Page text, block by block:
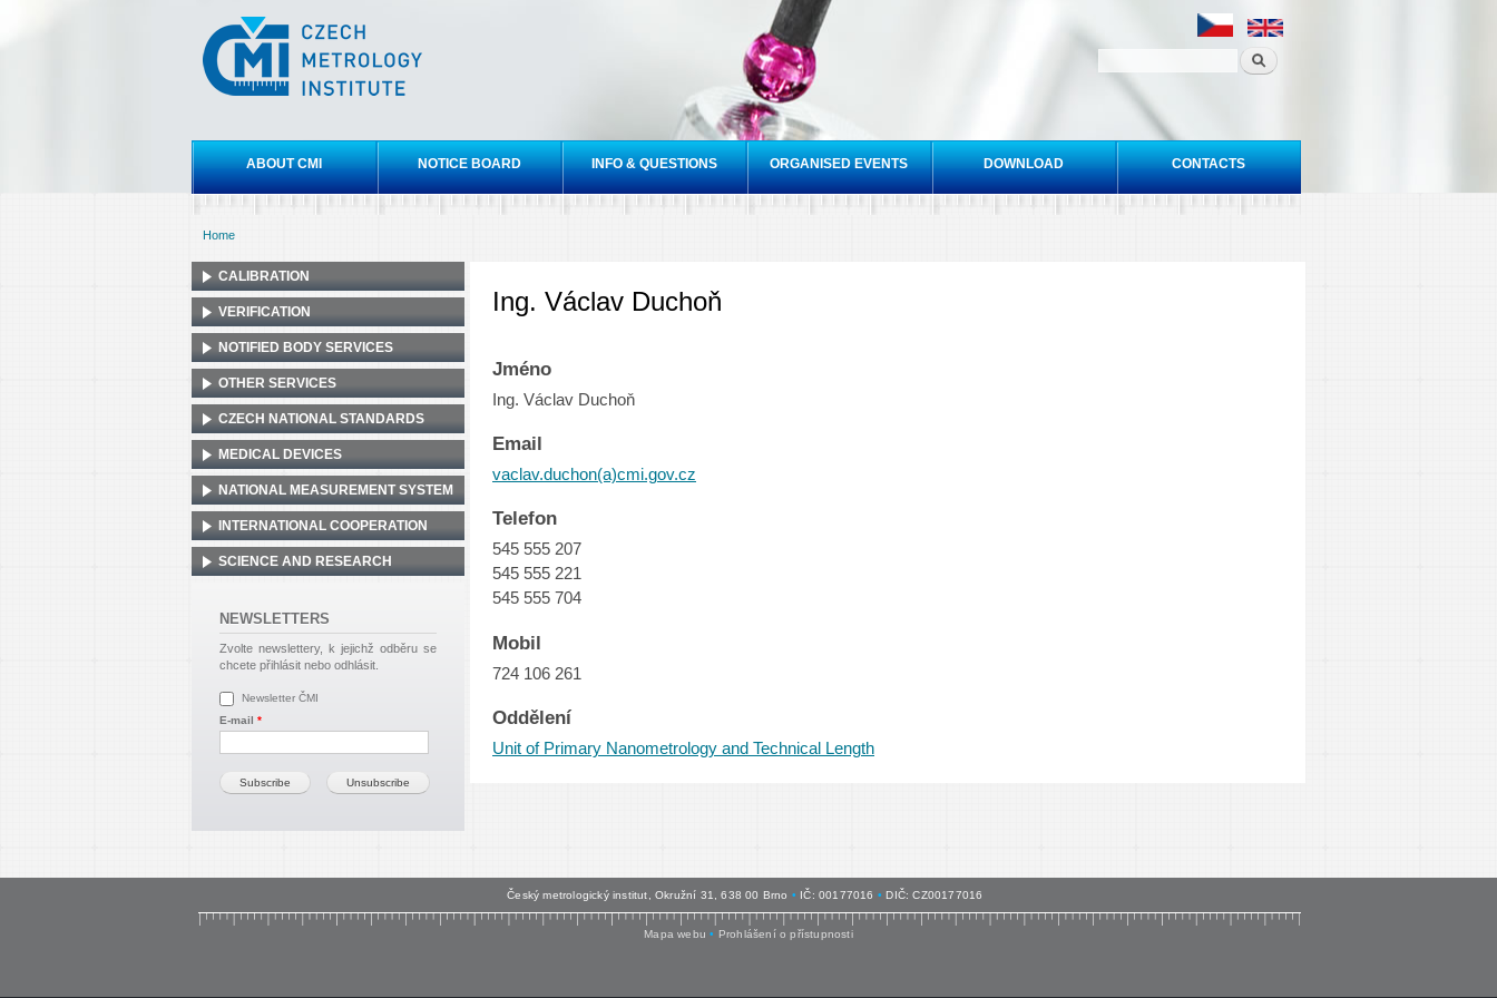
Czech
metrology
institute
Main menu
ABOUT CMI NOTICE BOARD INFO & QUESTIONS ORGANISED EVENTS DOWNLOAD CONTACTS
Home
Ing. Václav Duchoň
Jméno
Ing. Václav Duchoň
Email
vaclav.duchon(a)cmi.gov.cz
Telefon
545 555 207
545 555 221
545 555 704
Mobil
724 106 261
Oddělení
Unit of Primary Nanometrology and Technical Length
CALIBRATION
VERIFICATION
NOTIFIED BODY SERVICES
OTHER SERVICES
CZECH NATIONAL STANDARDS
MEDICAL DEVICES
NATIONAL MEASUREMENT SYSTEM
INTERNATIONAL COOPERATION
SCIENCE AND RESEARCH
NEWSLETTERS
Zvolte newslettery, k jejichž odběru se
chcete přihlásit nebo odhlásit.
Newsletter ČMI
E-mail *
Český metrologický institut, Okružní 31, 638 00 Brno • IČ: 00177016 • DIČ: CZ00177016
Mapa webu • Prohlášení o přístupnosti